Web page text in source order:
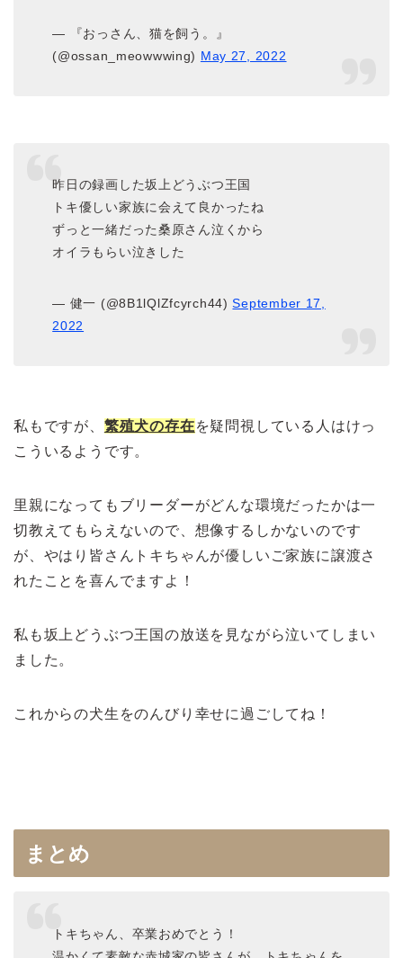
— 『おっさん、猫を飼う。』
(@ossan_meowwwing) May 27, 2022
昨日の録画した坂上どうぶつ王国
トキ優しい家族に会えて良かったね
ずっと一緒だった桑原さん泣くから
オイラもらい泣きした
— 健一 (@8B1lQlZfcyrch44)September 17,
2022
私もですが、 繁殖犬の存在を疑問視している人はけっ
こういるようです。
里親になってもブリーダーがどんな環境だったかは一
切教えてもらえないので、想像するしかないのです
が、やはり皆さんトキちゃんが優しいご家族に譲渡さ
れたことを喜んでますよ！
私も坂上どうぶつ王国の放送を見ながら泣いてしまい
ました。
これからの犬生をのんびり幸せに過ごしてね！
まとめ
トキちゃん、卒業おめでとう！